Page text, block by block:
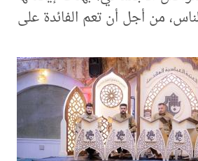
من أجل أن تعم الفائدة على